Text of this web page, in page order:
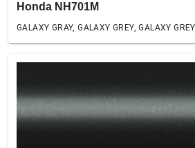
Honda NH701M
GALAXY GRAY, GALAXY GREY, GALAXY